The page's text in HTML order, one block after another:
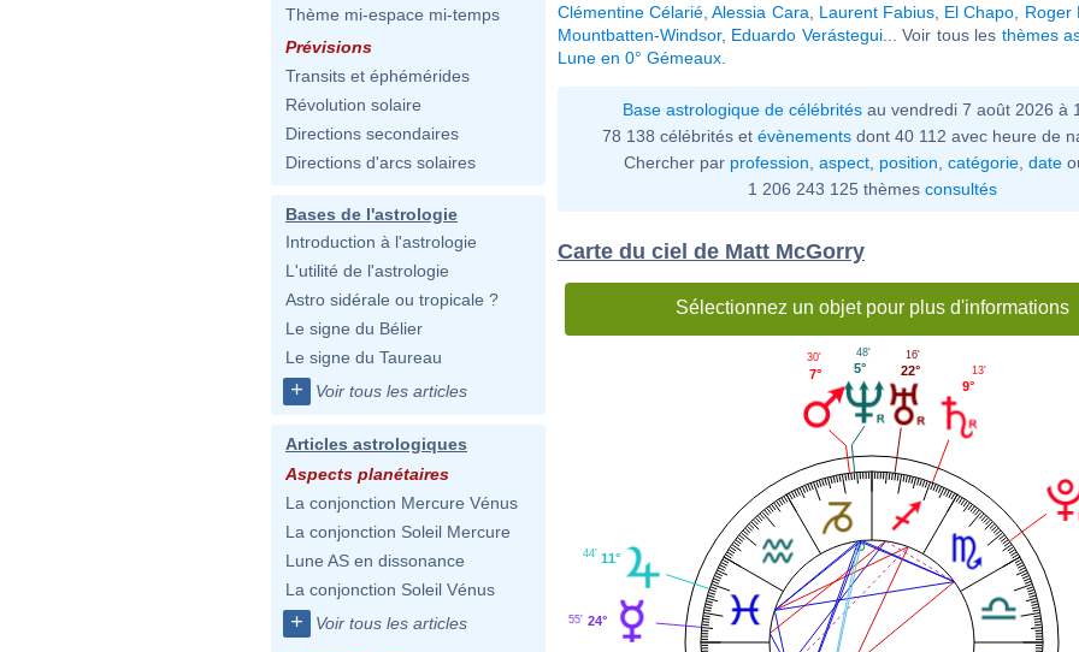
Thème mi-espace mi-temps
Prévisions
Transits et éphémérides
Révolution solaire
Directions secondaires
Directions d'arcs solaires
Bases de l'astrologie
Introduction à l'astrologie
L'utilité de l'astrologie
Astro sidérale ou tropicale ?
Le signe du Bélier
Le signe du Taureau
+ Voir tous les articles
Articles astrologiques
Aspects planétaires
La conjonction Mercure Vénus
La conjonction Soleil Mercure
Lune AS en dissonance
La conjonction Soleil Vénus
+ Voir tous les articles
Clémentine Célarié ,Alessia Cara Laurent Fabius El Chapo Roger
Mountbatten-Windsor, Eduardo Verástegui... Voir tous les thèmes
Lune en 0° Gémeaux
Base astrologique de célébrités au vendredi 7 août 2026 à
78 138 célébrités et évènementsdont 40 112 avec heure de
Chercher par profession aspect position catégorie date
1 206 243 125 thèmes consultés
Carte du ciel de Matt McGorry
Sélectionnez un objet pour plus d'informations
9°
13'
22°
16'
5°
48'
7°
30'
11°
44'
24°
55'